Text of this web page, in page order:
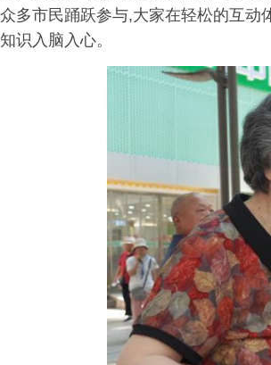
众多市民踊跃参与,大家在轻松的互动
知识入脑入心。